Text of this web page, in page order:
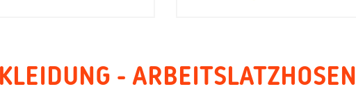
- ARBEITSLATZHOSEN